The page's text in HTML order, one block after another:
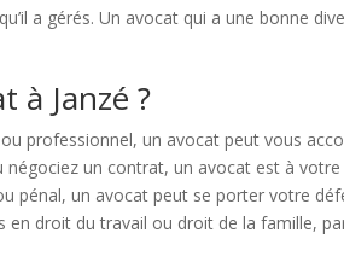
a gérés. Un avocat qui a une bonne
à Janzé ?
professionnel, un avocat peut vous
un contrat, un avocat est à
pénal, un avocat peut se porter votre
droit du travail ou droit de la famille,